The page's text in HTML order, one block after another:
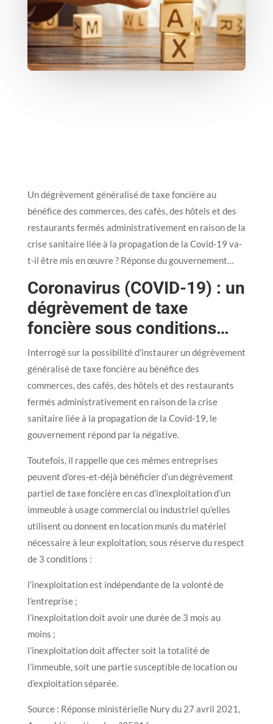
Un dégrèvement généralisé de taxe foncière au
bénéfice des commerces, des cafés, des hôtels et des
restaurants fermés administrativement en raison de la
crise sanitaire liée à la propagation de la Covid-19 va-
t-il être mis en œuvre ? Réponse du gouvernement…
Coronavirus (COVID-19) : un
dégrèvement de taxe
foncière sous conditions…
Interrogé sur la possibilité d’instaurer un dégrèvement
généralisé de taxe foncière au bénéfice des
commerces, des cafés, des hôtels et des restaurants
fermés administrativement en raison de la crise
sanitaire liée à la propagation de la Covid-19, le
gouvernement répond par la négative.
Toutefois, il rappelle que ces mêmes entreprises
peuvent d’ores-et-déjà bénéficier d’un dégrèvement
partiel de taxe foncière en cas d’inexploitation d’un
immeuble à usage commercial ou industriel qu’elles
utilisent ou donnent en location munis du matériel
nécessaire à leur exploitation, sous réserve du respect
de 3 conditions :
l’inexploitation est indépendante de la volonté de
l’entreprise ;
l’inexploitation doit avoir une durée de 3 mois au
moins ;
l’inexploitation doit affecter soit la totalité de
l’immeuble, soit une partie susceptible de location ou
d’exploitation séparée.
Source : Réponse ministérielle Nury du 27 avril 2021,